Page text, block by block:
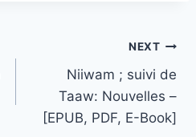
NEXT
Niiwam ; suivi de
Taaw: Nouvelles –
[EPUB, PDF, E-Book]